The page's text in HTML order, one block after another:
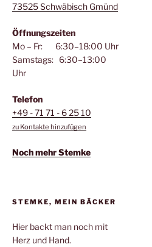
73525 Schwäbisch Gmünd
Öffnungszeiten
Mo – Fr: 6:30–18:00 Uhr
Samstags: 6:30–13:00
Uhr
Telefon
+49 - 71 71 - 6 25 10
zu Kontakte hinzufügen
Noch mehr Stemke
STEMKE, MEIN BÄCKER
Hier backt man noch mit
Herz und Hand.